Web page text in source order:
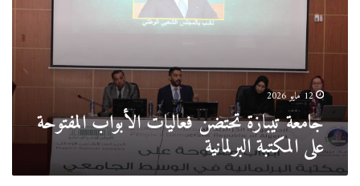
الأبواب
المفتوحة
12 مايو 2026
جامعة تيبازة تحتضن فعاليات الأبواب المفتوحة
على المكتبة البرلمانية